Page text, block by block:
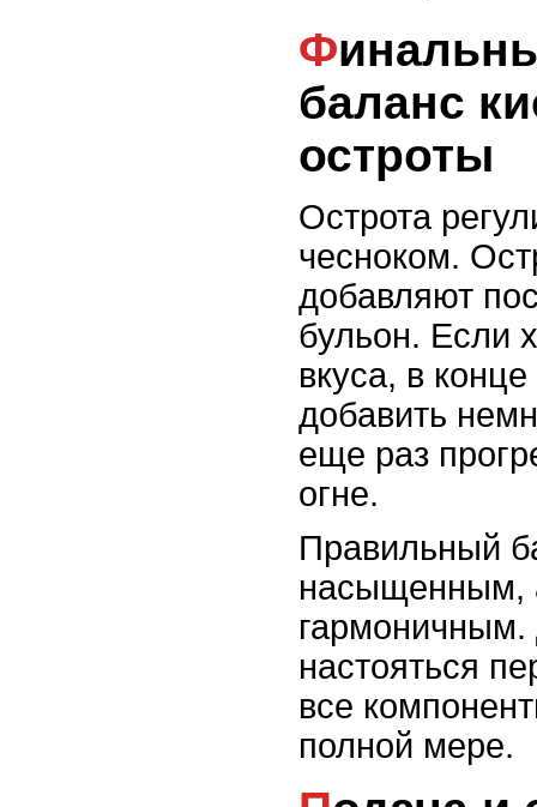
Финальные штрихи:
баланс
остроты
Острота
чесноком.
добавляют
бульон. Если
вкуса, в конце
добавить
еще раз
огне.
Правильный
насыщенным,
гармоничным.
настояться
все
полной мере.